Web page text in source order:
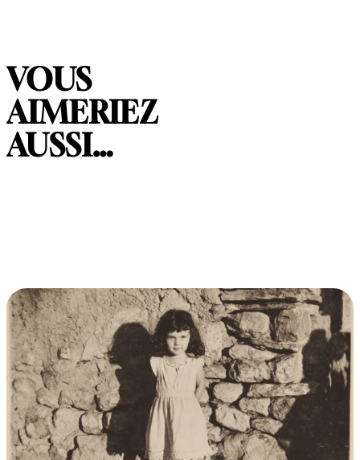
VOUS
AIMERIEZ
AUSSI…